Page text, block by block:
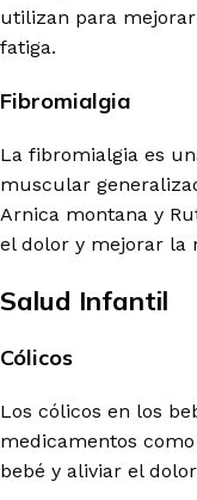
utilizan para
fatiga.
Fibromialgia
La fibromialgia es
muscular
Arnica montana y
el dolor y mejorar la
Salud Infantil
Cólicos
Los cólicos en los
medicamentos
bebé y aliviar el